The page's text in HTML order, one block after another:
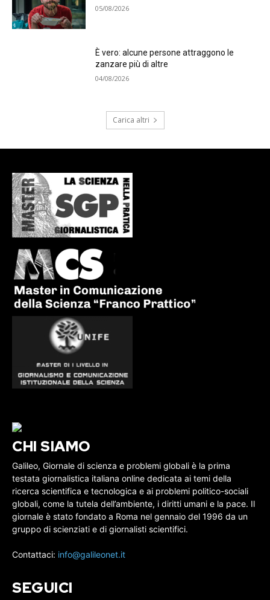
05/08/2026
È vero: alcune persone attraggono le
zanzare più di altre
04/08/2026
Carica altri
CHI SIAMO
Galileo, Giornale di scienza e problemi globali è la prima
testata giornalistica italiana online dedicata ai temi della
ricerca scientifica e tecnologica e ai problemi politico-sociali
globali, come la tutela dell’ambiente, i diritti umani e la pace. Il
giornale è stato fondato a Roma nel gennaio del 1996 da un
gruppo di scienziati e di giornalisti scientifici.
Contattaci: info@galileonet.it
SEGUICI